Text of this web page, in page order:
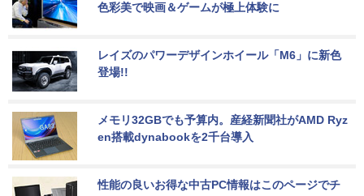
色彩美で映画＆ゲームが極上体験に
レイズのパワーデザインホイール「M6」に新色
登場!!
メモリ32GBでも予算内。産経新聞社がAMD Ryz
en搭載dynabookを2千台導入
性能の良いお得な中古PC情報はこのページでチ